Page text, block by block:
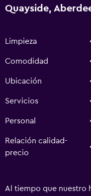
Quayside,
Limpieza
Comodidad
Ubicación
Servicios
Personal
Relación calidad-
precio
Al tiempo que nuestro